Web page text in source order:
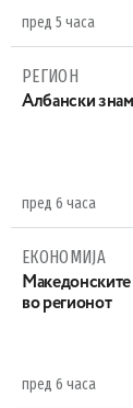
пред 5 часа
РЕГИОН
Aлбански
пред 6 часа
ЕКОНОМИЈА
во регионот
пред 6 часа